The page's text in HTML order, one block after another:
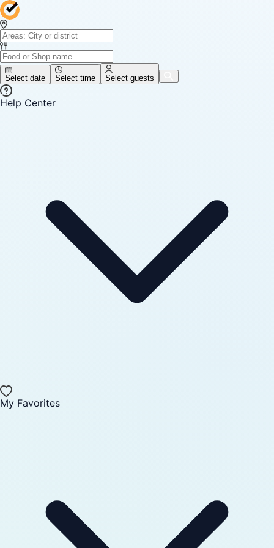
Select date Select time Select guests
Help Center
My Favorites